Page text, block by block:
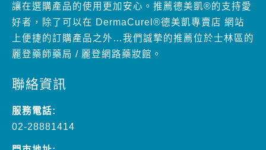
讓在選購產品的使用更加安心。推薦德美凱®的支持愛
好者，除了可以在 DermaCurel®德美凱專賣店 網站
上便捷的訂購產品之外…我們誠摯的推薦位於士林區的
麗登藥師藥局 / 麗登網路藥妝館。
聯絡資訊
服務電話:
02-28881414